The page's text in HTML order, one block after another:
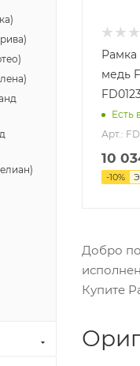
Рамка
медь
Есть
Арт.:
10
-10%
Добро
Купите